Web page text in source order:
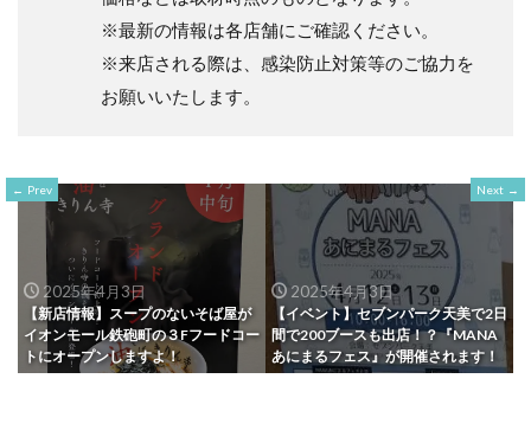
※最新の情報は各店舗にご確認ください。
※来店される際は、感染防止対策等のご協力を
お願いいたします。
Prev
2025年4月3日
【新店情報】スープのないそば屋が
イオンモール鉄砲町の３Fフードコー
トにオープンしますよ！
Next
2025年4月3日
【イベント】セブンパーク天美で2日
間で200ブースも出店！？『MANA
あにまるフェス』が開催されます！